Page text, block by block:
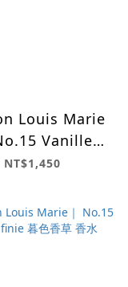
Louis Marie
Vanille
暮色香草 蠟燭
NT$1,450